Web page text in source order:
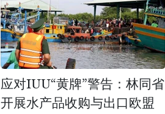
应对IUU“黄牌”警告：林同省
开展水产品收购与出口欧盟